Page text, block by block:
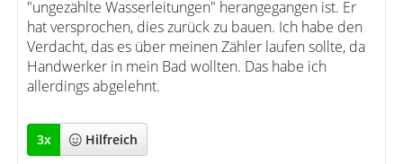
"ungezählte Wasserleitungen" herangegangen ist. Er
hat versprochen, dies zurück zu bauen. Ich habe den
Verdacht, das es über meinen Zähler laufen sollte, da
Handwerker in mein Bad wollten. Das habe ich
allerdings abgelehnt.
3x Hilfreich